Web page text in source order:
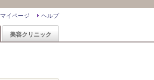
ヘルプ
マイページ
美容クリニック